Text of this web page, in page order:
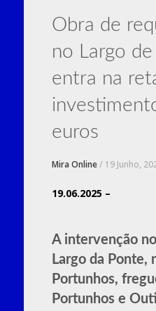
contentObra de
no Largo
entra na
euros
Mira Online/ 19 Junho,
19.06.2025 –
A intervenção
Largo da Ponte,
Portunhos,
Portunhos e